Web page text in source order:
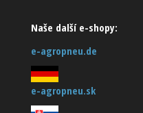
Naše další e-shopy:
e-agropneu.de
e-agropneu.sk